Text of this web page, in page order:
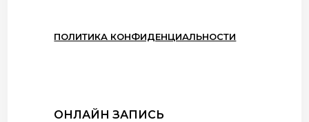
ПОЛИТИКА КОНФИДЕНЦИАЛЬНОСТИ
ОНЛАЙН ЗАПИСЬ